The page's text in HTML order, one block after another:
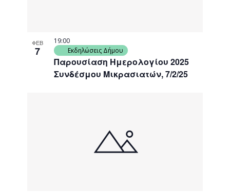
ΦΕΒ
7
Παρουσίαση Ημερολογίου 2025
Συνδέσμου Μικρασιατών, 7/2/25
19:00
Εκδηλώσεις Δήμου